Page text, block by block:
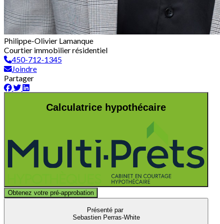
Philippe-Olivier Lamanque
Courtier immobilier résidentiel
450-712-1345
Joindre
Partager
Calculatrice hypothécaire
Obtenez votre pré-approbation
Présenté par
Sebastien Perras-White